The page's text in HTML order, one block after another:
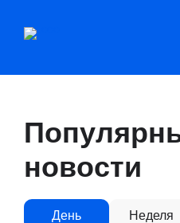
новости
День Неделя